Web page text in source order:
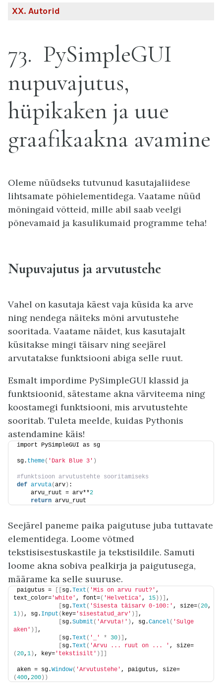
XX. Autorid
73 PySimpleGUI
nupuvajutus,
hüpikaken ja uue
graafikaakna avamine
Oleme nüüdseks tutvunud kasutajaliidese
lihtsamate põhielementidega. Vaatame nüüd
mõningaid võtteid, mille abil saab veelgi
põnevamaid ja kasulikumaid programme teha!
Nupuvajutus ja arvutustehe
Vahel on kasutaja käest vaja küsida ka arve
ning nendega näiteks mõni arvutustehe
sooritada. Vaatame näidet, kus kasutajalt
küsitakse mingi täisarv ning seejärel
arvutatakse funktsiooni abiga selle ruut.
Esmalt impordime PySimpleGUI klassid ja
funktsioonid, sätestame akna värviteema ning
koostamegi funktsiooni, mis arvutustehte
sooritab. Tuleta meelde, kuidas Pythonis
astendamine käis!
import PySimpleGUI as sg
sg. theme( 'Dark Blue 3' )
#funktsioon arvutustehte sooritamiseks
def arvuta(arv ) :
    arvu_ruut = arv**
2
return arvu_ruut
Seejärel paneme paika paigutuse juba tuttavate
elementidega. Loome võtmed
tekstisisestuskastile ja tekstisildile. Samuti
loome akna sobiva pealkirja ja paigutusega,
määrame ka selle suuruse.
paigutus = sg.Text ( 'Mis on arvu ruut?' ,
text_color= 'white' , font=( 'Helvetica' , 15 ))] ,
sg.Text ( 'Sisesta täisarv 0-100:' , size=(20
1 )) , sg. Input ( key= 'sisestatud_arv' )] ,
sg.Submit ( 'Arvuta!' ) , sg.Cancel( 'Sulge
aken' )] ,
sg.Text ( '_' * 30 )] ,
sg.Text ( 'Arvu ... ruut on ... ' , size=
(20, 1 ) , key= 'tekstisilt' )]]
aken = sg.Window( 'Arvutustehe' , paigutus, size=
(400, 200 ))